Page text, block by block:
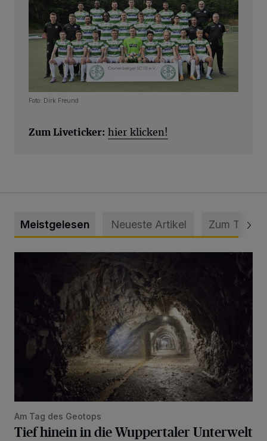
Foto: Dirk Freund
Zum Liveticker: hier klicken!
Meistgelesen Neueste Artikel Zum Thema
Am Tag des Geotops
Tief hinein in die Wuppertaler Unterwelt